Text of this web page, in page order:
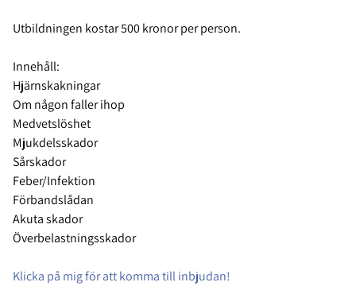
Utbildningen kostar 500 kronor per person.
Innehåll:
Hjärnskakningar
Om någon faller ihop
Medvetslöshet
Mjukdelsskador
Sårskador
Feber/Infektion
Förbandslådan
Akuta skador
Överbelastningsskador
Klicka på mig för att komma till inbjudan!